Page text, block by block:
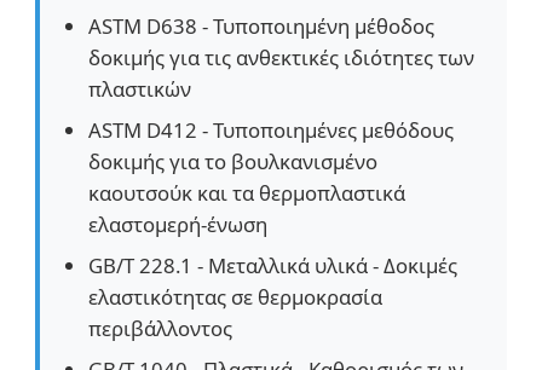
ελεγκτής σκληρότητας
ASTM D638 - Τυποποιημένη μέθοδος
δοκιμής για τις ανθεκτικές ιδιότητες των
πλαστικών
ASTM D412 - Τυποποιημένες μεθόδους
δοκιμής για το βουλκανισμένο
καουτσούκ και τα θερμοπλαστικά
ελαστομερή-ένωση
GB/T 228.1 - Μεταλλικά υλικά - Δοκιμές
ελαστικότητας σε θερμοκρασία
περιβάλλοντος